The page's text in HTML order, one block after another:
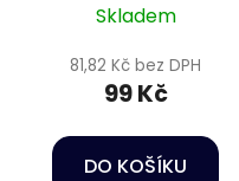
Skladem
81,82 Kč bez DPH
99 Kč
DO KOŠÍKU